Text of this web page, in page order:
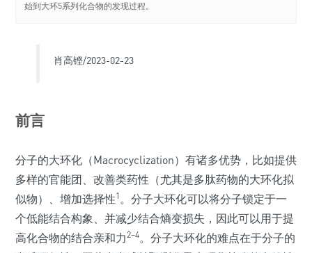
始到大环5系列化合物的发现过程。
肖高铿/2023-02-23
前言
分子的大环化（Macrocyclization）有诸多优势，比如提供
多样的官能团、改善类药性（尤其是多肽药物的大环化拟
似物）、增加选择性1 。分子大环化可以将分子锁定于一
个低能结合构象、并减少结合熵变损失，因此可以用于提
高化合物的结合亲和力2–4。分子大环化的难点在于分子的